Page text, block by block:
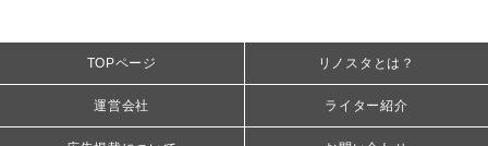
TOPページ リノスタとは？
運営会社 ライター紹介